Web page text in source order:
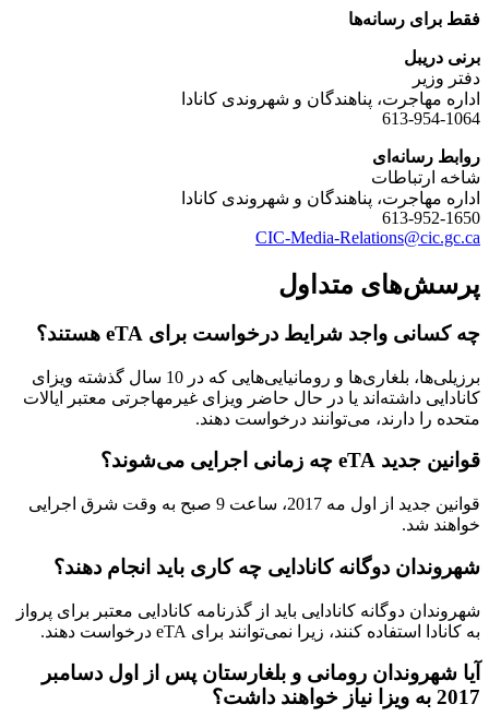
فقط برای رسانه‌ها
برنی دریبل
دفتر وزیر
اداره مهاجرت، پناهندگان و شهروندی کانادا
613-954-1064
روابط رسانه‌ای
شاخه ارتباطات
اداره مهاجرت، پناهندگان و شهروندی کانادا
613-952-1650
CIC-Media-Relations@cic.gc.ca
پرسش‌های متداول
چه کسانی واجد شرایط درخواست برای eTA هستند؟
برزیلی‌ها، بلغاری‌ها و رومانیایی‌هایی که در 10 سال گذشته ویزای
کانادایی داشته‌اند یا در حال حاضر ویزای غیرمهاجرتی معتبر ایالات
متحده را دارند، می‌توانند درخواست دهند.
قوانین جدید eTA چه زمانی اجرایی می‌شوند؟
قوانین جدید از اول مه 2017، ساعت 9 صبح به وقت شرق اجرایی
خواهند شد.
شهروندان دوگانه کانادایی چه کاری باید انجام دهند؟
شهروندان دوگانه کانادایی باید از گذرنامه کانادایی معتبر برای پرواز
به کانادا استفاده کنند، زیرا نمی‌توانند برای eTA درخواست دهند.
آیا شهروندان رومانی و بلغارستان پس از اول دسامبر
2017 به ویزا نیاز خواهند داشت؟